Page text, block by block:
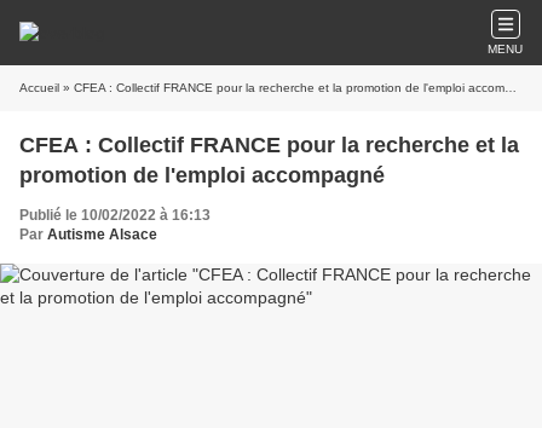
MENU
Accueil » CFEA : Collectif FRANCE pour la recherche et la promotion de l'emploi accompagné
CFEA : Collectif FRANCE pour la recherche et la
promotion de l'emploi accompagné
Publié le 10/02/2022 à 16:13
Par Autisme Alsace